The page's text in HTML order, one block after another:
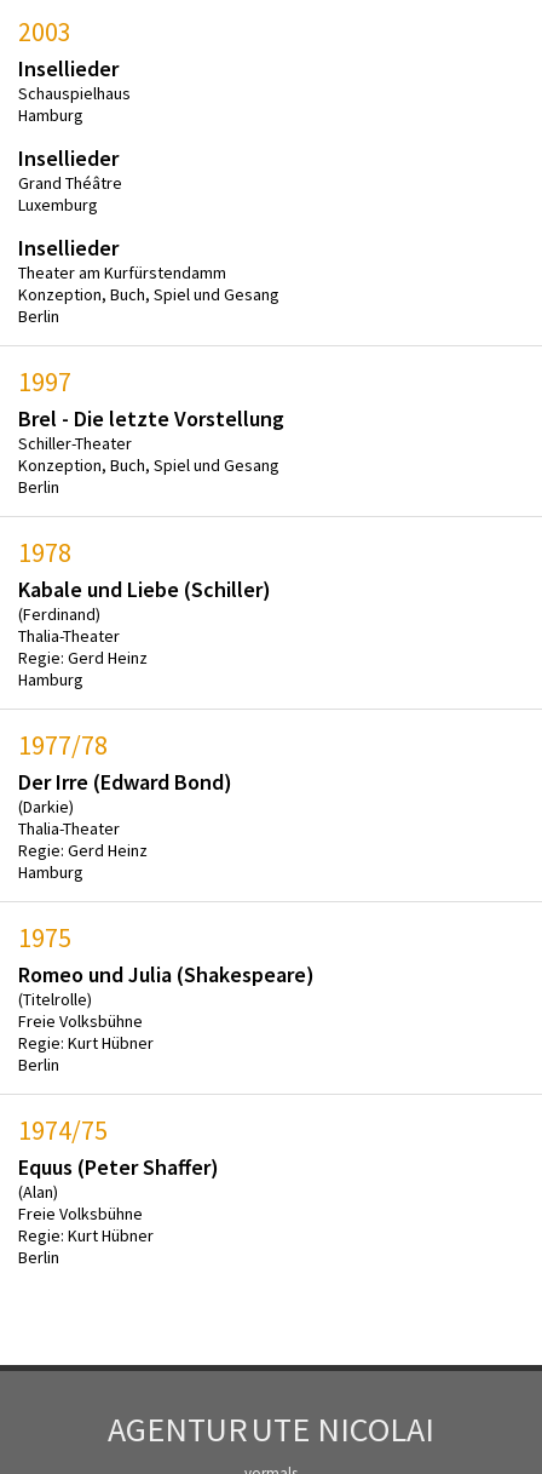
2003
Insellieder
Schauspielhaus
Hamburg
Insellieder
Grand Théâtre
Luxemburg
Insellieder
Theater am Kurfürstendamm
Konzeption, Buch, Spiel und Gesang
Berlin
1997
Brel - Die letzte Vorstellung
Schiller-Theater
Konzeption, Buch, Spiel und Gesang
Berlin
1978
Kabale und Liebe (Schiller)
(Ferdinand)
Thalia-Theater
Regie: Gerd Heinz
Hamburg
1977/78
Der Irre (Edward Bond)
(Darkie)
Thalia-Theater
Regie: Gerd Heinz
Hamburg
1975
Romeo und Julia (Shakespeare)
(Titelrolle)
Freie Volksbühne
Regie: Kurt Hübner
Berlin
1974/75
Equus (Peter Shaffer)
(Alan)
Freie Volksbühne
Regie: Kurt Hübner
Berlin
AGENTURUTE NICOLAI